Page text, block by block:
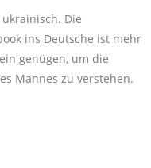
Die
ins Deutsche ist mehr
genügen, um die
Mannes zu verstehen.